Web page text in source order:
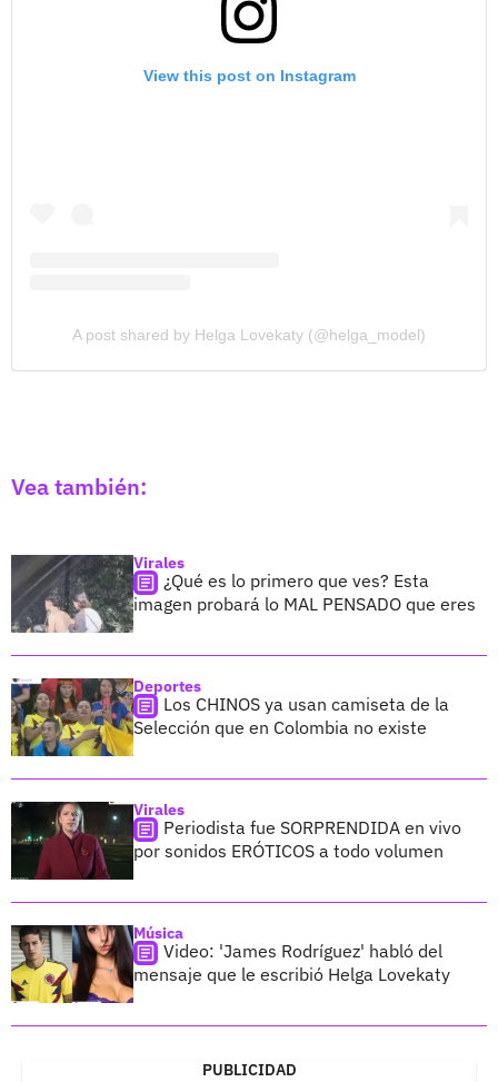
View this post on Instagram
A post shared by Helga Lovekaty (@helga_model)
Vea también:
Virales
¿Qué es lo primero que ves? Esta
imagen probará lo MAL PENSADO que eres
Deportes
Los CHINOS ya usan camiseta de la
Selección que en Colombia no existe
Virales
Periodista fue SORPRENDIDA en vivo
por sonidos ERÓTICOS a todo volumen
Música
Video: 'James Rodríguez' habló del
mensaje que le escribió Helga Lovekaty
PUBLICIDAD